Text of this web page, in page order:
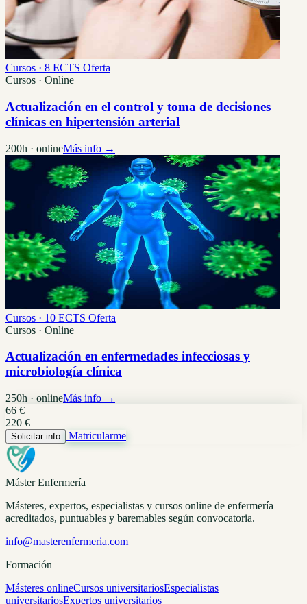
Cursos · 8 ECTS Oferta
Cursos · Online
Actualización en el control y toma de decisiones
clínicas en hipertensión arterial
200h · onlineMás info →
Cursos · 10 ECTS Oferta
Cursos · Online
Actualización en enfermedades infecciosas y
microbiología clínica
250h · onlineMás info →
66 €
220 €
Solicitar info Matricularme
Máster Enfermería
Másteres, expertos, especialistas y cursos online de enfermería
acreditados, puntuables y baremables según convocatoria.
info@masterenfermeria.com
Formación
Másteres onlineCursos universitariosEspecialistas
universitariosExpertos universitarios